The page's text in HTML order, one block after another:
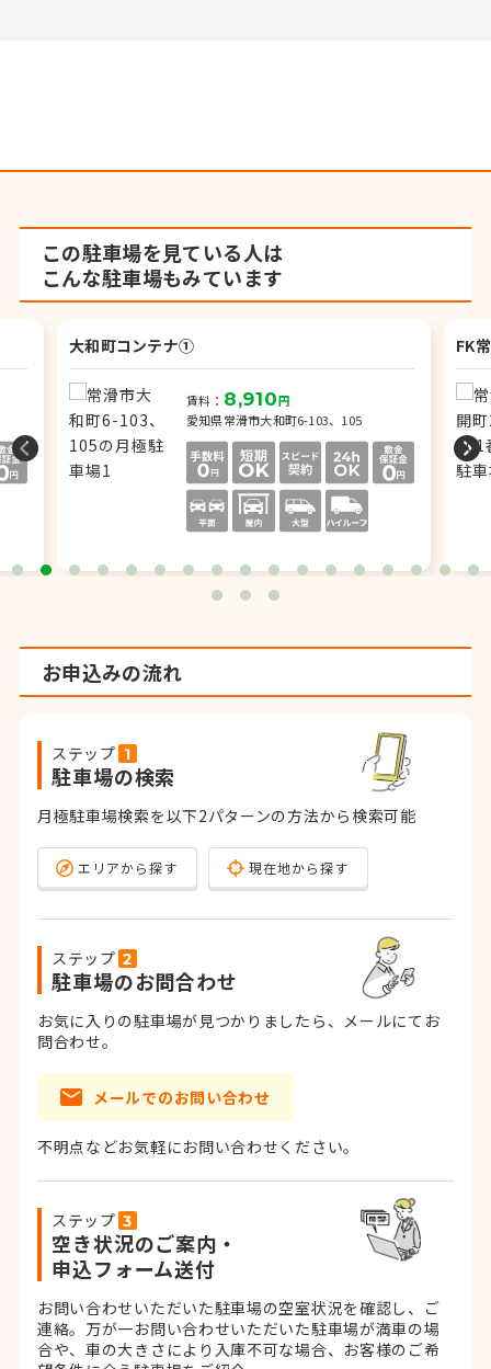
この駐車場を見ている人は
こんな駐車場もみています
大和町コンテナ①
賃料： 8,910円
愛知県常滑市大和町6-103、105
FK
お申込みの流れ
ステップ
駐車場の検索
月極駐車場検索を以下2パターンの方法から検索可能
エリアから探す 現在地から探す
ステップ
駐車場のお問合わせ
お気に入りの駐車場が見つかりましたら、メールにてお
問合わせ。
メールでのお問い合わせ
不明点などお気軽にお問い合わせください。
ステップ
空き状況のご案内・
申込フォーム送付
お問い合わせいただいた駐車場の空室状況を確認し、ご
連絡。 万が一お問い合わせいただいた駐車場が満車の場
合や、車の大きさにより入庫不可な場合、お客様のご希